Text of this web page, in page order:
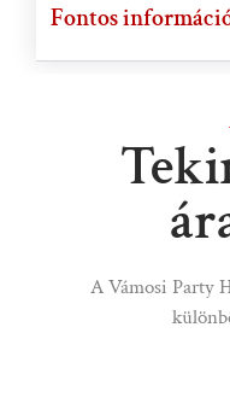
Fontos
A Vámosi Party